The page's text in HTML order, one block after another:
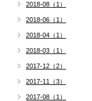
2018-08（1）
2018-06（1）
2018-04（1）
2018-03（1）
2017-12（2）
2017-11（3）
2017-08（1）